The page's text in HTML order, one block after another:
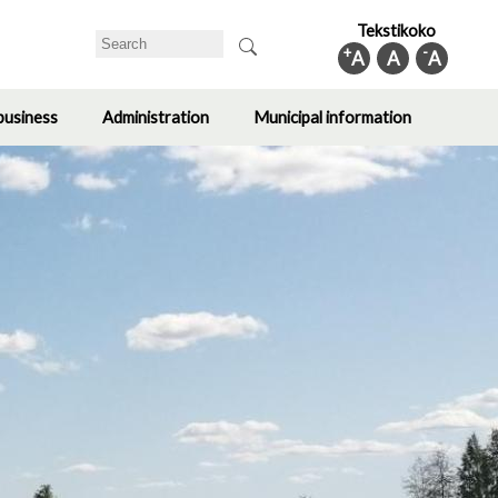
Search Tekstikoko
-A
A
+A
Toggle
submenu
Administration
Toggle
submenu
Municipal information
submenu